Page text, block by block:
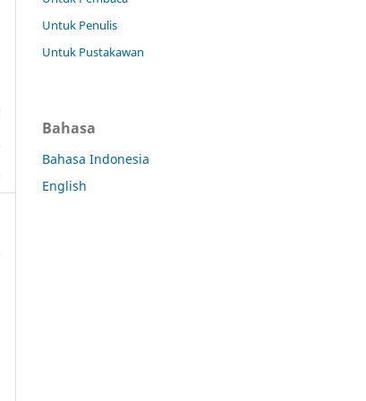
Untuk Penulis
Untuk Pustakawan
Bahasa
Bahasa Indonesia
English